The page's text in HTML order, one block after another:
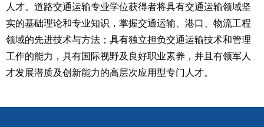
人才。道路交通运输专业学位获得者将具有交通运输领域坚
实的基础理论和专业知识，掌握交通运输、港口、物流工程
领域的先进技术与方法；具有独立担负交通运输技术和管理
工作的能力，具有国际视野及良好职业素养，并且有领军人
才发展潜质及创新能力的高层次应用型专门人才。